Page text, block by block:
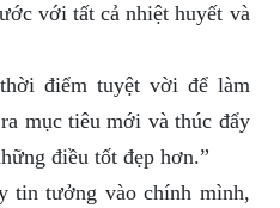
với tất cả nhiệt huyết và
điểm tuyệt vời để làm
mục tiêu mới và thúc đẩy
điều tốt đẹp hơn.”
tin tưởng vào chính mình,